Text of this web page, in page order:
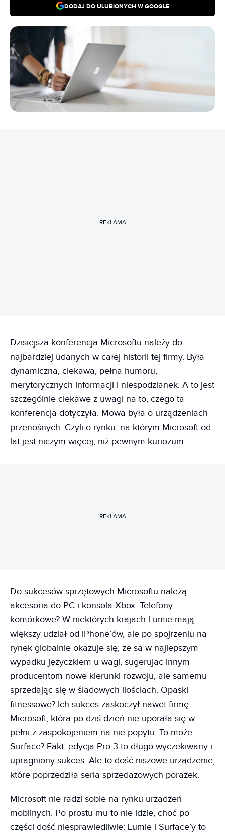
DODAJ DO ULUBIONYCH W GOOGLE
REKLAMA
Dzisiejsza konferencja Microsoftu należy do
najbardziej udanych w całej historii tej firmy. Była
dynamiczna, ciekawa, pełna humoru,
merytorycznych informacji i niespodzianek. A to jest
szczególnie ciekawe z uwagi na to, czego ta
konferencja dotyczyła. Mowa była o urządzeniach
przenośnych. Czyli o rynku, na którym Microsoft od
lat jest niczym więcej, niż pewnym kuriozum.
REKLAMA
Do sukcesów sprzętowych Microsoftu należą
akcesoria do PC i konsola Xbox. Telefony
komórkowe? W niektórych krajach Lumie mają
większy udział od iPhone’ów, ale po spojrzeniu na
rynek globalnie okazuje się, że są w najlepszym
wypadku języczkiem u wagi, sugerując innym
producentom nowe kierunki rozwoju, ale samemu
sprzedając się w śladowych ilościach. Opaski
fitnessowe? Ich sukces zaskoczył nawet firmę
Microsoft, która po dziś dzień nie uporała się w
pełni z zaspokojeniem na nie popytu. To może
Surface? Fakt, edycja Pro 3 to długo wyczekiwany i
upragniony sukces. Ale to dość niszowe urządzenie,
które poprzedziła seria sprzedażowych porażek.
Microsoft nie radzi sobie na rynku urządzeń
mobilnych. Po prostu mu to nie idzie, choć po
części dość niesprawiedliwie: Lumie i Surface’y to